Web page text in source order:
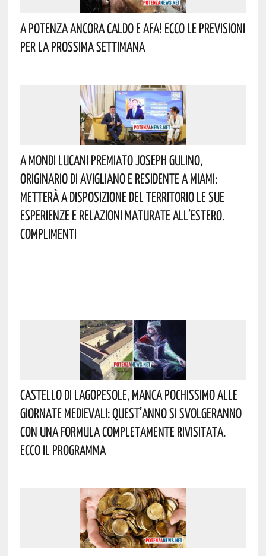
A Potenza Ancora Caldo E Afa! Ecco Le Previsioni
Per La Prossima Settimana
A Mondi Lucani Premiato Joseph Gulino,
Originario Di Avigliano E Residente A Miami:
Metterà A Disposizione Del Territorio Le Sue
Esperienze E Relazioni Maturate All’estero.
Complimenti
Castello Di Lagopesole, Manca Pochissimo Alle
Giornate Medievali: Quest’anno Si Svolgeranno
Con Una Formula Completamente Rivisitata.
Ecco Il Programma